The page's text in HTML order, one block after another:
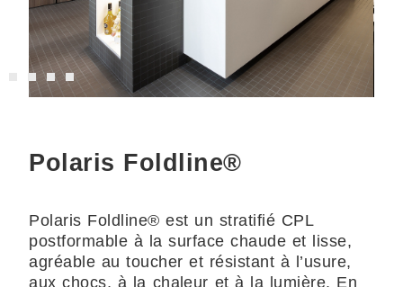
Polaris Foldline®
Polaris Foldline® est un stratifié CPL
postformable à la surface chaude et lisse,
agréable au toucher et résistant à l’usure,
aux chocs, à la chaleur et à la lumière. En